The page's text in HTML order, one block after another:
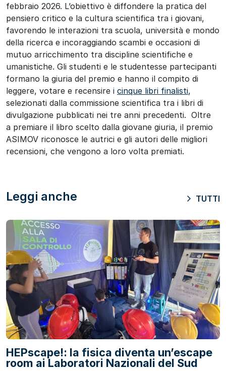
febbraio 2026. L’obiettivo è diffondere la pratica del
pensiero critico e la cultura scientifica tra i giovani,
favorendo le interazioni tra scuola, università e mondo
della ricerca e incoraggiando scambi e occasioni di
mutuo arricchimento tra discipline scientifiche e
umanistiche. Gli studenti e le studentesse partecipanti
formano la giuria del premio e hanno il compito di
leggere, votare e recensire i cinque libri finalisti,
selezionati dalla commissione scientifica tra i libri di
divulgazione pubblicati nei tre anni precedenti. Oltre
a premiare il libro scelto dalla giovane giuria, il premio
ASIMOV riconosce le autrici e gli autori delle migliori
recensioni, che vengono a loro volta premiati.
Leggi anche TUTTI
HEPscape!: la fisica diventa un’escape
room ai Laboratori Nazionali del Sud